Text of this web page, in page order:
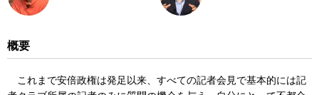
概要
これまで安倍政権は発足以来、すべての記者会見で基本的には記